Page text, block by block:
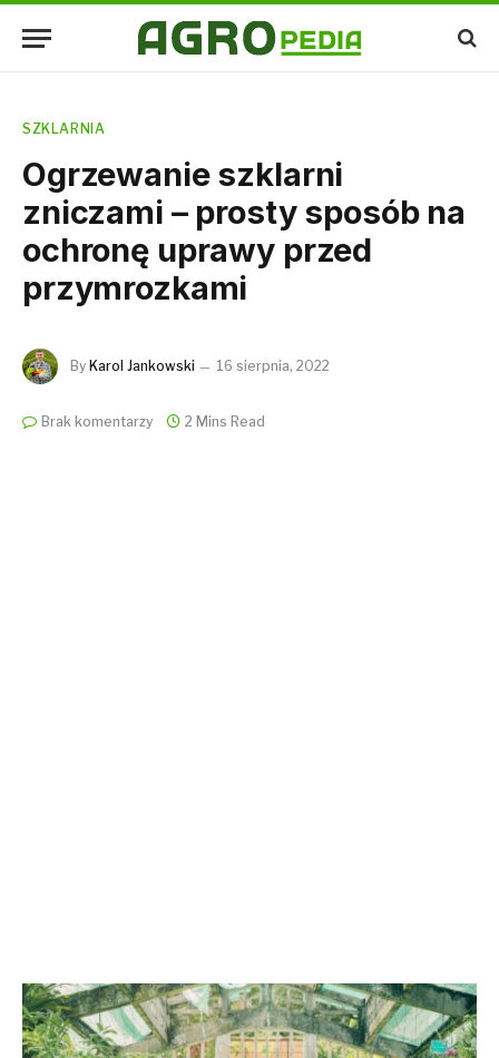
SZKLARNIA
Ogrzewanie szklarni
zniczami – prosty sposób na
ochronę uprawy przed
przymrozkami
By Karol Jankowski 16 sierpnia, 2022
Brak komentarzy 2 Mins Read